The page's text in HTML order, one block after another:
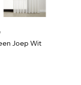
Joep Wit